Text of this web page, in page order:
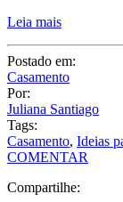
Postado em:
Casamento
Por:
Juliana Santiago
Tags:
Casamento
COMENTAR